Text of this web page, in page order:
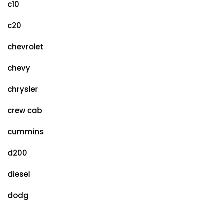
c10
c20
chevrolet
chevy
chrysler
crew cab
cummins
d200
diesel
dodg